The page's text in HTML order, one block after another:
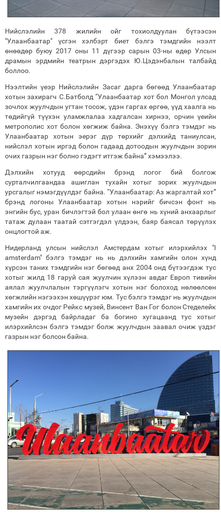
Нийслэлийн 378 жилийн ойг тохиолдуулан бүтээсэн
"Улаанбаатар" үсгэн хэлбэрт биет бэлгэ тэмдгийн нээлт
өнөөдөр буюу 2017 оны 11 дүгээр сарын 03-ны өдөр Улсын
драмын эрдмийн театрын дэргэдэх Ю.Цэдэнбалын талбайд
боллоо.
Нээлтийн үеэр Нийслэлийн Засаг дарга бөгөөд Улаанбаатар
хотын захирагч С.Батболд “Улаанбаатар хот бол Монгол улсад
зочлох жуулчдын угтан тосож, үдэн гаргах өргөө, үүд хаалга нь
төдийгүй түүхэн уламжлалаа хадгалсан хирнээ, орчин үеийн
метрополис хот болон хөгжиж байна. Энэхүү бэлгэ тэмдэг нь
Улаанбаатар хотын эерэг дүр төрхийг дэлхийд таниулсан,
нийслэл хотын иргэд болон гадаад дотоодын жуулчдын зорин
очих газрын нэг болно гэдэгт итгэж байна” хэмээлээ.
Дэлхийн хотууд өөрсдийн брэнд логог бий болгож
сурталчилгаандаа ашиглан тухайн хотыг зорих жуулчдын
урсгалыг нэмэгдүүлдэг байна. “Улаанбаатар: Аз жаргалтай хот”
брэнд логоны Улаанбаатар хотын нэрийг бичсэн фонт нь
энгийн бус, уран бичлэгтэй бол улаан өнгө нь хүний анхаарлыг
татаж дулаан таатай сэтгэгдэл үлдээн, баяр баясал төрүүлэх
онцлогтой аж.
Нидерланд улсын нийслэл Амстердам хотыг илэрхийлэх "I
amsterdam" бэлгэ тэмдэг нь нь дэлхийн хамгийн олон хүнд
хүрсэн таних тэмдгийн нэг бөгөөд анх 2004 онд бүтээгдэж тус
хотыг жилд 18 гаруй сая жуулчин хүлээн авдаг Европ тивийн
аялал жуулчлалын тэргүүлэгч хотын нэг болоход нөлөөлсөн
хөгжлийн нэгээхэн хөшүүрэг юм. Тус бэлгэ тэмдэг нь жуулчдын
хамгийн их очдог Рейкс музей, Винсент Ван Гог болон Стеделейк
музейн дэргэд байрладаг ба богино хугацаанд тус хотыг
илэрхийлсэн бэлгэ тэмдэг болж жуулчдын заавал очиж үздэг
газрын нэг болсон байна.